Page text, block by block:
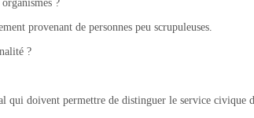
?
provenant de personnes peu scrupuleuses.
?
qui doivent permettre de distinguer le service civique